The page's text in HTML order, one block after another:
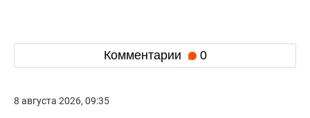
Комментарии 0
8 августа 2026, 09:35